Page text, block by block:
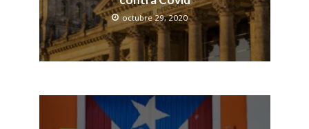
octubre 29, 2020